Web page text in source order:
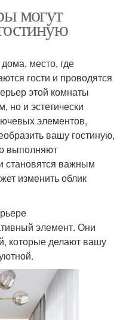
могут
место, где
гости и проводятся
этой комнаты
но и эстетически
элементов,
вашу гостиную,
выполняют
становятся важным
изменить облик
элемент. Они
которые делают вашу